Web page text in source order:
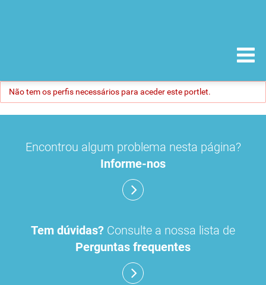
Não tem os perfis necessários para aceder este portlet.
Encontrou algum problema nesta página?
Informe-nos
Tem dúvidas? Consulte a nossa lista de
Perguntas frequentes